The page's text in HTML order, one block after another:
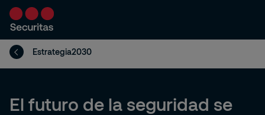
Estrategia2030
El futuro de la seguridad se